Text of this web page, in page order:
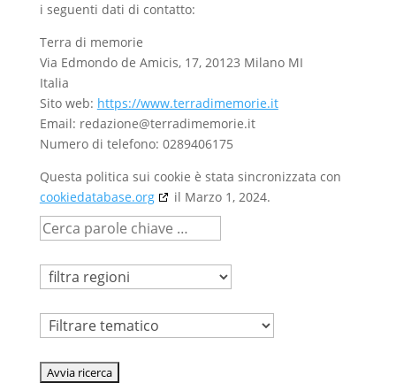
i seguenti dati di contatto:
Terra di memorie
Via Edmondo de Amicis, 17, 20123 Milano MI
Italia
Sito web: https://www.terradimemorie.it
Email: redazione@terradimemorie.it
Numero di telefono: 0289406175
Questa politica sui cookie è stata sincronizzata con
cookiedatabase.org
il Marzo 1, 2024.
Tematico